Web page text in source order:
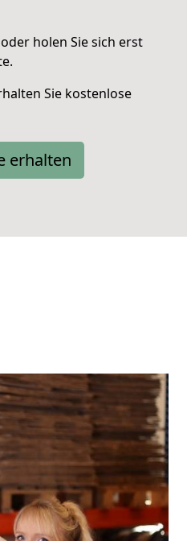
holen Sie sich erst
Sie kostenlose
erhalten